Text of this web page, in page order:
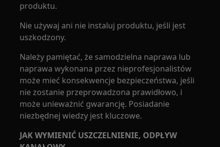
produktu.
Nie używaj ani nie instaluj produktu, jeśli jest
uszkodzony.
Należy pamiętać, że samodzielna naprawa lub
naprawa wykonana przez nieprofesjonalistów
może mieć konsekwencje bezpieczeństwa, jeśli
nie zostanie przeprowadzona prawidłowo, i
może unieważnić gwarancję. Posiadanie
niezbędnej wiedzy jest kluczowe.
JAK WYMIENIĆ USZCZELNIENIE, ODPŁYW